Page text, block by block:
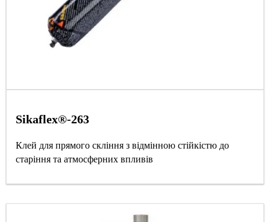
Sikaflex®-263
Клей для прямого скління з відмінною стійкістю до
старіння та атмосферних впливів